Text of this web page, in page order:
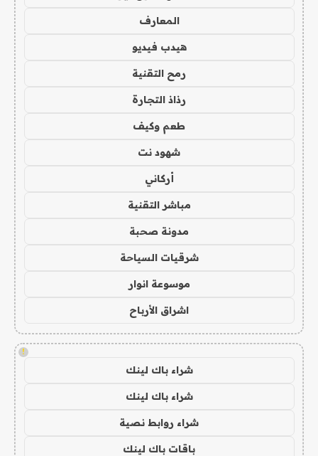
المعارف
هيدب فيديو
رمح التقنية
رذاذ التجارة
طعم وكيف
شهود نت
أركاني
مباشر التقنية
مدونة صحبة
شرقيات السياحة
موسوعة انوار
اشراق الأرباح
!
شراء باك لينك
شراء باك لينك
شراء روابط نصية
باقات باك لينك